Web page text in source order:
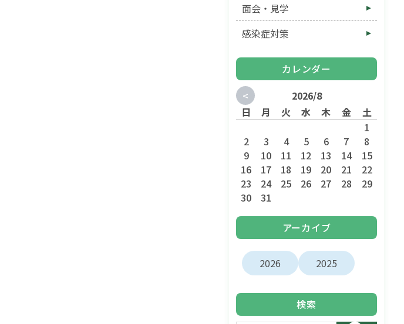
面会・見学
感染症対策
カレンダー
<
2026/8
日
月 火 水 木 金
土
1
2
3 4 5 6 7
8
9
10 11 12 13 14
15
16
17 18 19 20 21
22
23
24 25 26 27 28
29
30
31
アーカイブ
2026 2025
検索